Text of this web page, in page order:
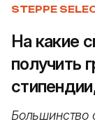
STEPPE
На какие
получить
Большинство